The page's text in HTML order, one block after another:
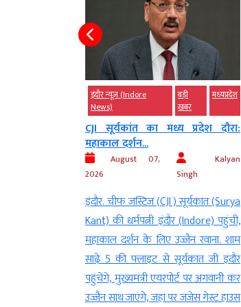
इंदौर न्यूज़ (Indore
News)
बड़ी
खबर
मध्‍यप्रदेश
CJI सूर्यकांत का मध्य प्रदेश दौरा:
महाकाल दर्शन...
August 07,
2026
Kalyan
Singh
इंदौर. चीफ जस्टिज (CJI ) सूर्यकांत (Surya
Kant) की धर्मपत्नी इंदौर (Indore) पहुंची,
महाकाल दर्शन के लिए उज्जैन रवाना. शाम
साढ़े 5 की फ्लाइट से सूर्यकांत जी इंदौर
पहुंचेंगे, मुख्यमंत्री एयरपोर्ट पर अगवानी कर
उज्जैन साथ जाएंगे, जहां पर जजेस गेस्ट हाउस